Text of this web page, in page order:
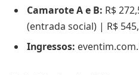
Camarote A e B: R$
(entrada social) | R$
Ingressos: